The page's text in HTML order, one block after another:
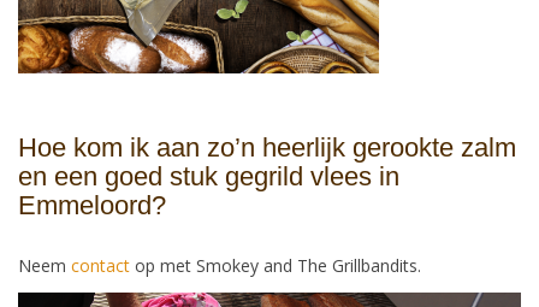
Hoe kom ik aan zo’n heerlijk gerookte zalm
en een goed stuk gegrild vlees in
Emmeloord?
Neem contact op met Smokey and The Grillbandits.